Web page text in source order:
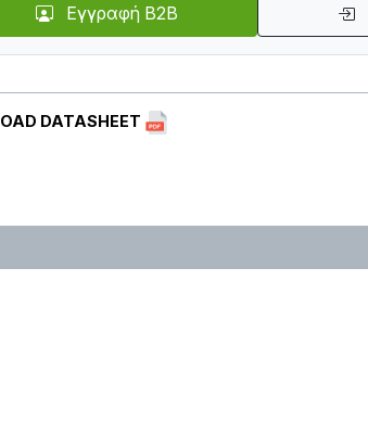
DATASHEET
Εγγραφή B2B